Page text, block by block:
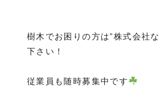
樹木でお困りの方は”株式会社
下さい！
従業員も随時募集中です